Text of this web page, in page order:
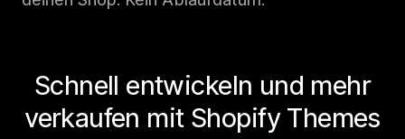
Schnell entwickeln und mehr
verkaufen mit Shopify Themes